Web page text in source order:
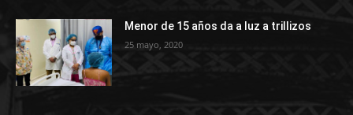
Menor de 15 años da a luz a trillizos
25 mayo, 2020